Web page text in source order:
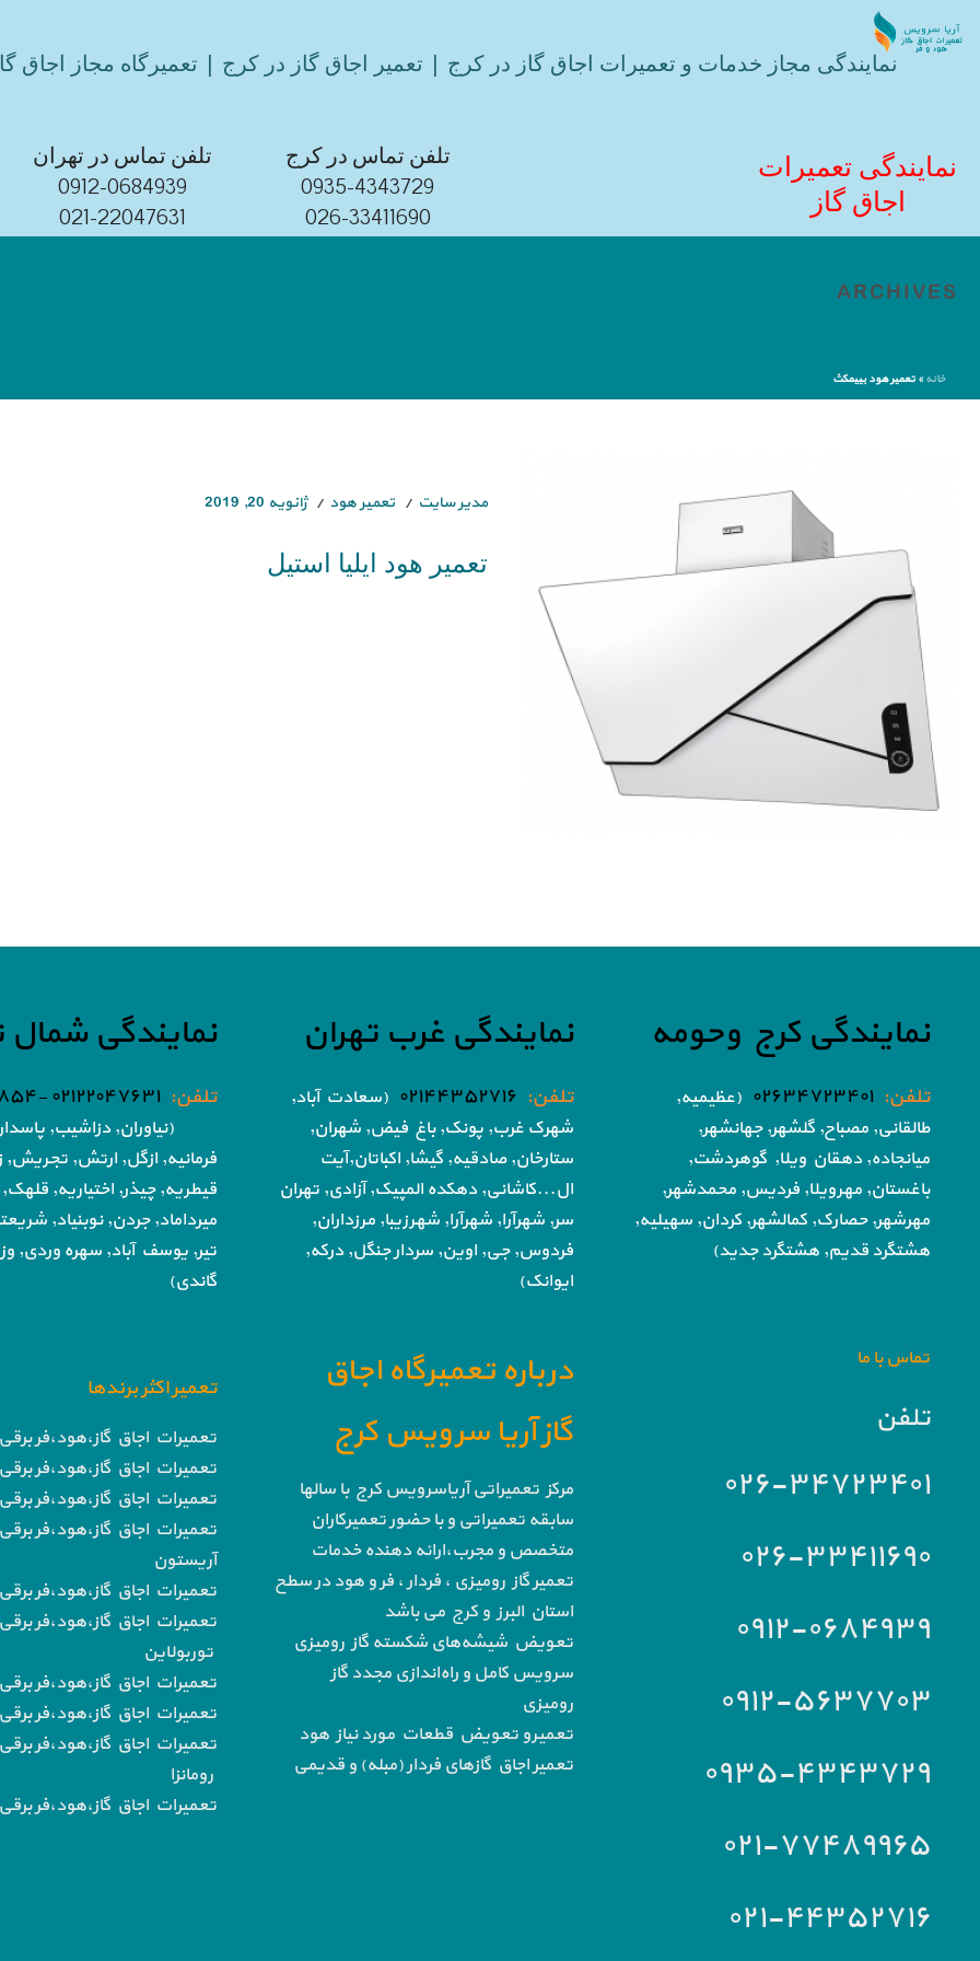
نمایندگی مجاز خدمات و تعمیرات اجاق گاز در کرج | تعمیر اجاق گاز در کرج | تعمیرگاه مجاز اجاق
تلفن تماس در تهران
0912-0684939
021-22047631
تلفن تماس در کرج
0935-4343729
026-33411690
نمایندگی تعمیرات
اجاق گاز
ARCHIVES
خانه » تعمیر هود بییمکث
مدیر سایت تعمیر هود ژانویه 20, 2019
تعمیر هود ایلیا استیل
نمایندگی شمال
تلفن: ۰۲۱۲۲۰۴۷۶۳۱ -۰۲۱۸۶۰۵۱۸۵۴
(نیاوران, دزاشیب,
فرمانیه, ازگل, ارتش, تجریش,
قیطریه, چیذر, اختیاریه, قلهک,
میرداماد, جردن, نوبنیاد,
تیر, یوسف آباد, سهره وردی,
گاندی)
تعمیر اکثر برندها
تعمیرات اجاق گاز،هود،فر
تعمیرات اجاق گاز،هود،فر
تعمیرات اجاق گاز،هود،فر
تعمیرات اجاق گاز،هود،فر برقی
آریستون
تعمیرات اجاق گاز،هود،فر برقی
تعمیرات اجاق گاز،هود،فر برقی
توربولاین
تعمیرات اجاق گاز،هود،فر
تعمیرات اجاق گاز،هود،فر برقی
تعمیرات اجاق گاز،هود،فر برقی
رومانزا
تعمیرات اجاق گاز،هود،فر برقی
نمایندگی غرب تهران
تلفن: ۰۲۱۴۴۳۵۲۷۱۶ (سعادت آباد,
شهرک غرب, پونک, باغ فیض, شهران,
ستارخان, صادقیه, گیشا, اکباتان,آیت
ال...کاشانی, دهکده المپیک, آزادی, تهران
سر, شهرآرا, شهرآرا, شهرزیبا, مرزداران,
فردوس, جی, اوین, سردار جنگل, درکه,
ایوانک)
درباره تعمیرگاه اجاق
گاز آریا سرویس کرج
مرکز تعمیراتی آریاسرویس کرج با سالها
سابقه تعمیراتی و با حضور تعمیرکاران
متخصص و مجرب،ارائه دهنده خدمات
تعمیر گاز رومیزی ، فردار ، فر و هود در سطح
استان البرز و کرج می باشد
تعویض شیشه‌های شکسته گاز رومیزی
سرویس کامل و راه‌اندازی مجدد گاز
رومیزی
تعمیرو تعویض قطعات مورد نیاز هود
تعمیر اجاق گاز‌های فردار (مبله) و قدیمی
نمایندگی کرج وحومه
تلفن: ۰۲۶۳۴۷۲۳۴۰۱
(عظیمیه,
طالقانی, مصباح, گلشهر, جهانشهر,
میانجاده, دهقان ویلا, گوهردشت,
باغستان, مهرویلا, فردیس, محمدشهر,
مهرشهر, حصارک, کمالشهر, کردان, سهیلیه,
هشتگرد قدیم, هشتگرد جدید)
تماس با ما
تلفن
۰۲۶-۳۴۷۲۳۴۰۱
۰۲۶-۳۳۴۱۱۶۹۰
۰۹۱۲-۰۶۸۴۹۳۹
۰۹۱۲-۵۶۳۷۷۰۳
۰۹۳۵-۴۳۴۳۷۲۹
۰۲۱-۷۷۴۸۹۹۶۵
۰۲۱-۴۴۳۵۲۷۱۶